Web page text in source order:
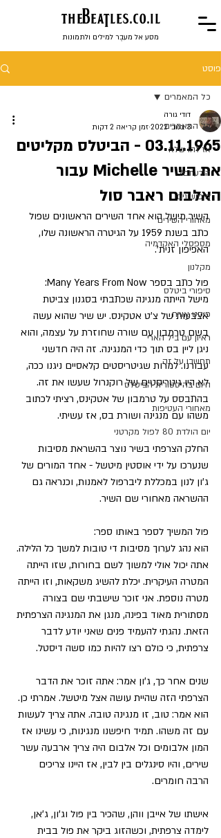
theBeaTles.co.il
מסע אל מעבֶר למילים ולתמונות
פוסט
כל המאמרים
אז זהו שלא
הידעתם?
חיפושונים
מאחורי השירים
מספסלי האקדמיה
מקלנון
סיפורי ביטלס
פוסט אורח
ראיון עם ביל הארי
תחשבו על זה
היום בהיסטורית הביטלס
מאחורי העטיפות
יום הולדת 80 לפול מקרטני
כל המאמרים
03.11.1965 - הביטלס מקליטים
את השיר Michelle עבור
האלבום ראבר סול
דודי גורה
3 בנוב׳ 2022
זמן קריאה 2 דקות
השיר מישל הוא אחד השירים הראשונים שפול
כתב בשנת 1959 על הגיטרה הראשונה שלו,
האפיפון זנית'.
פול כתב בספר Many Years From Now:
מישל הייתה מנגינה שכתבתי בסגנון צביטת
אצבעות של צ'ט אטקינס. יש שיר שהוא עשה
בשם טרמבון עם שורה שחוזרת על עצמה, והוא
ניגן ליין בס תוך כדי המנגינה. זה היה חדשני
עבורנו. למרות שגיטריסטים קלאסיים ניגנו ככה,
לא היו גיטריסטים של רוקנרול שעשו את זה.
בהתבסס על טרמבון של אטקינס, רציתי לכתוב
משהו עם מנגינה ושורת בס, אז עשיתי.
החלק הצרפתי בשיר נוצר בהשראת מסיבות
שנערכו על ידי אוסטין מיטשל - אחד המורים של
ג'ון לנון במכללת ליברפול לאמנות, וכנראה גם
ההשראה מאחורי שם השיר.
פול המשיך לספר באותו ספר:
הוא נהג לערוך מסיבות די טובות למשך כל הלילה.
אתה יכול אולי למשוך לשם בחורות, שזו הייתה
המטרה העיקרית. יכלת להשיג משקאות, וזו הייתה
מטרה נוספת. אני זוכר שישבתי שם בצורה
מסתורית מאוד בפינה, מנגן את המנגינה הצרפתית
הזאת. נהגתי להעמיד פנים שאני יודע לדבר
צרפתית, כי כולם רצו להיות כמו סשה דיסטל.
שנים אחר כך, ג'ון אמר: אתה זוכר את הדבר
הצרפתי הזה שהיית עושה אצל מיטשל. אמרתי כן.
הוא אמר: טוב, זו מנגינה טובה. אתה צריך לעשות
עם זה משהו. תמיד חיפשנו מנגינות, כי עשינו אז
המון אלבומים וכל אלבום היה צריך ארבעה עשר
שירים, והיו סינגלים בין לבין, אז היינו צריכים
הרבה חומרים.
אישתו של אייבן ווהן, שהכיר בין פול וג'ון, ג'אן,
לימדה צרפתית, וכשהזוג ביקר את פול בבית